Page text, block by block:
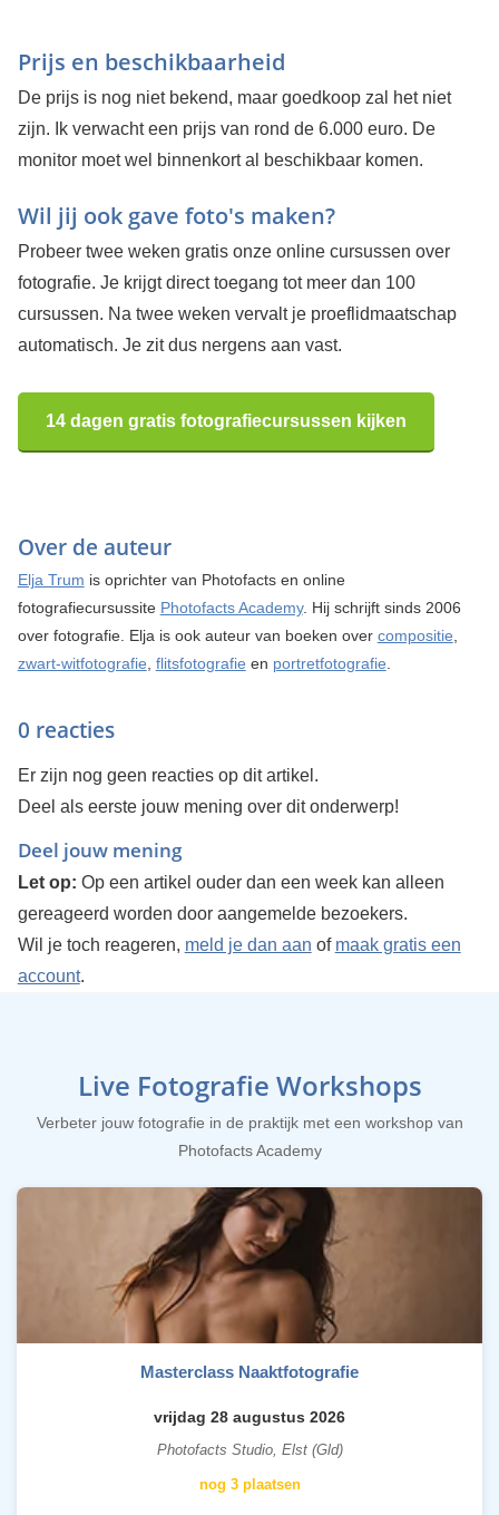
Prijs en beschikbaarheid
De prijs is nog niet bekend, maar goedkoop zal het niet
zijn. Ik verwacht een prijs van rond de 6.000 euro. De
monitor moet wel binnenkort al beschikbaar komen.
Wil jij ook gave foto's maken?
Probeer twee weken gratis onze online cursussen over
fotografie. Je krijgt direct toegang tot meer dan 100
cursussen. Na twee weken vervalt je proeflidmaatschap
automatisch. Je zit dus nergens aan vast.
14 dagen gratis fotografiecursussen kijken
Over de auteur
Elja Trum is oprichter van Photofacts en online
fotografiecursussite Photofacts Academy. Hij schrijft sinds 2006
over fotografie. Elja is ook auteur van boeken over compositie
zwart-witfotografie flitsfotografie en portretfotografie
0 reacties
Er zijn nog geen reacties op dit artikel.
Deel als eerste jouw mening over dit onderwerp!
Deel jouw mening
Let op: Op een artikel ouder dan een week kan alleen
gereageerd worden door aangemelde bezoekers.
Wil je toch reageren, meld je dan aan of maak gratis een
account.
Live Fotografie Workshops
Verbeter jouw fotografie in de praktijk met een workshop van
Photofacts Academy
Masterclass Naaktfotografie
vrijdag 28 augustus 2026
Photofacts Studio, Elst (Gld)
nog 3 plaatsen